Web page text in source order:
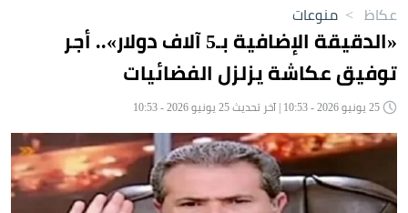
عكاظ > منوعات
«الدقيقة الإضافية بـ5 آلاف دولار».. أجر
توفيق عكاشة يزلزل الفضائيات